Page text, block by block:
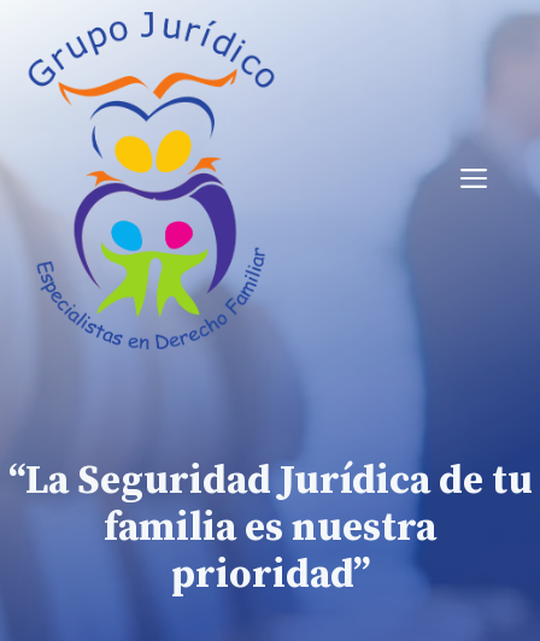
contenido
“La Seguridad Jurídica de tu
familia es nuestra
prioridad”